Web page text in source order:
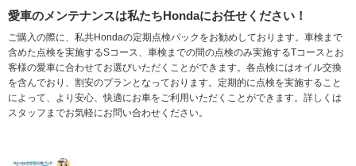
愛車のメンテナンスは私たちHondaにお任せください！
ご購入の際に、私共Hondaの定期点検パックをお勧めしております。車検まで
含めた点検を実施するSコース、車検までの間の点検のみ実施するTコースとお
客様の愛車に合わせてお選びいただくことができます。各点検にはオイル交換
を含んでおり、割安のプランとなっております。定期的に点検を実施すること
によって、より安心、快適にお車をご利用いただくことができます。詳しくは
スタッフまでお気軽にお問い合わせください。